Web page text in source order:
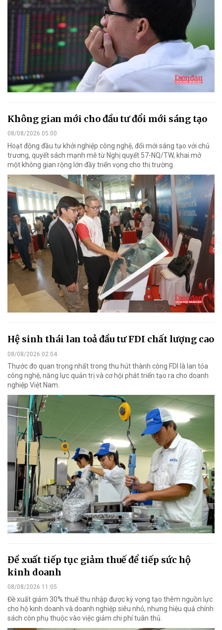
Không gian mới cho đầu tư đổi mới sáng tạo
08/08/2026 05:00
Hoạt động đầu tư khởi nghiệp công nghệ, đổi mới sáng tạo với chủ
trương, quyết sách mạnh mẽ từ Nghị quyết 57-NQ/TW, khai mở
một không gian rộng lớn đầy triển vọng cho thị trường.
Hệ sinh thái lan toả đầu tư FDI chất lượng cao
08/08/2026 02:04
Thước đo quan trọng nhất trong thu hút thành công FDI là lan tỏa
công nghệ, năng lực quản trị và cơ hội phát triển tạo ra cho doanh
nghiệp Việt Nam.
Đề xuất tiếp tục giảm thuế để tiếp sức hộ
kinh doanh
08/08/2026 11:05
Đề xuất giảm 30% thuế thu nhập được kỳ vọng tạo thêm nguồn lực
cho hộ kinh doanh và doanh nghiệp siêu nhỏ, nhưng hiệu quả chính
sách còn phụ thuộc vào việc giảm chi phí tuân thủ.